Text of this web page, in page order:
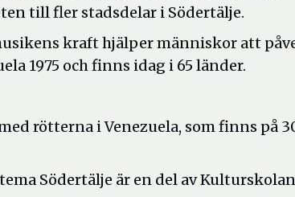
till fler stadsdelar i Södertälje.
kraft hjälper människor att
1975 och finns idag i 65 länder.
rötterna i Venezuela, som finns på
Södertälje är en del av Kulturskolan